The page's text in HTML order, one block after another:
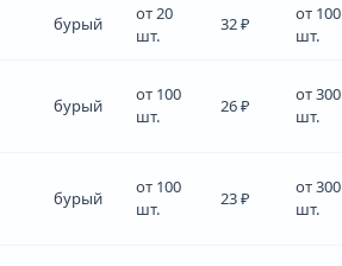
бурый
от 20
шт.
32 ₽
от 100
шт.
бурый
от 100
шт.
26 ₽
от 300
шт.
бурый
от 100
шт.
23 ₽
от 300
шт.